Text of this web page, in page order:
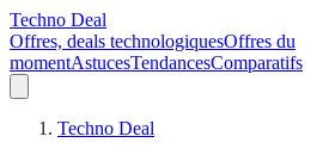
Techno Deal
Offres, deals technologiquesOffres du
momentAstucesTendancesComparatifs
Techno Deal